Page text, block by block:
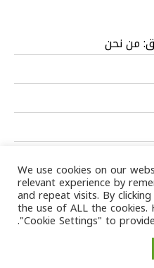
من نحن
/ LIMS ©
We use cookies on our
relevant experience by
and repeat visits. By
the use of ALL the cookies.
"Cookie Settings" to